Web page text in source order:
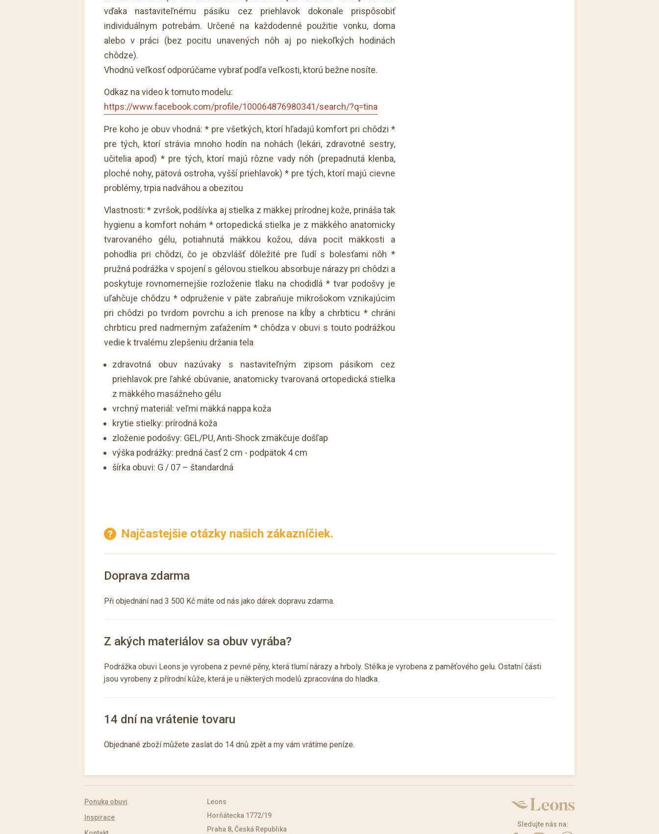
vďaka nastaviteľnému pásiku cez priehlavok dokonale prispôsobiť
individuálnym potrebám. Určené na každodenné použitie vonku, doma
alebo v práci (bez pocitu unavených nôh aj po niekoľkých hodinách
chôdze).
Vhodnú veľkosť odporúčame vybrať podľa veľkosti, ktorú bežne nosíte.
Odkaz na video k tomuto modelu:
https://www.facebook.com/profile/100064876980341/search/?q=tina
Pre koho je obuv vhodná: * pre všetkých, ktorí hľadajú komfort pri chôdzi *
pre tých, ktorí strávia mnoho hodín na nohách (lekári, zdravotné sestry,
učitelia apod) * pre tých, ktorí majú rôzne vady nôh (prepadnutá klenba,
ploché nohy, pätová ostroha, vyšší priehlavok) * pre tých, ktorí majú cievne
problémy, trpia nadváhou a obezitou
Vlastnosti: * zvršok, podšívka aj stielka z mäkkej prírodnej kože, prináša tak
hygienu a komfort nohám * ortopedická stielka je z mäkkého anatomicky
tvarovaného gélu, potiahnutá mäkkou kožou, dáva pocit mäkkosti a
pohodlia pri chôdzi, čo je obzvlášť dôležité pre ľudí s bolesťami nôh *
pružná podrážka v spojení s gélovou stielkou absorbuje nárazy pri chôdzi a
poskytuje rovnomernejšie rozloženie tlaku na chodidlá * tvar podošvy je
uľahčuje chôdzu * odpruženie v päte zabraňuje mikrošokom vznikajúcim
pri chôdzi po tvrdom povrchu a ich prenose na kĺby a chrbticu * chráni
chrbticu pred nadmerným zaťažením * chôdza v obuvi s touto podrážkou
vedie k trvalému zlepšeniu držania tela
zdravotná obuv nazúvaky s nastaviteľným zipsom pásikom cez
priehlavok pre ľahké obúvanie, anatomicky tvarovaná ortopedická stielka
z mäkkého masážneho gélu
vrchný materiál: veľmi mäkká nappa koža
krytie stielky: prírodná koža
zloženie podošvy: GEL/PU, Anti-Shock zmäkčuje došľap
výška podrážky: predná časť 2 cm - podpätok 4 cm
šírka obuvi: G / 07 – štandardná
Najčastejšie otázky našich zákazníčiek.
Doprava zdarma
Při objednání nad 3 500 Kč máte od nás jako dárek dopravu zdarma.
Z akých materiálov sa obuv vyrába?
Podrážka obuvi Leons je vyrobena z pevné pěny, která tlumí nárazy a hrboly. Stélka je vyrobena z paměťového gelu. Ostatní části
jsou vyrobeny z přírodní kůže, která je u některých modelů zpracována do hladka.
14 dní na vrátenie tovaru
Objednané zboží můžete zaslat do 14 dnů zpět a my vám vrátíme peníze.
Ponuka obuvi
Inspirace
Leons
Horňátecka 1772/19
Praha 8, Česká Republika
Sledujte nás na: